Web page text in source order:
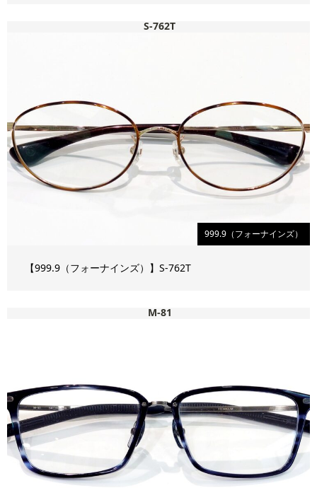
S-762T
999.9（フォーナインズ）
【999.9（フォーナインズ）】S-762T
M-81